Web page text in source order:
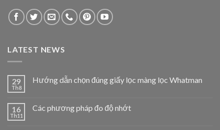
LATEST NEWS
29
Th8
Hướng dẫn chọn đúng giấy lọc màng lọc Whatman
16
Th11
Các phương pháp đo độ nhớt